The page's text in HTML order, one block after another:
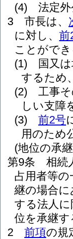
(4)
法定
3
市長は、
に対し、 前
ことがで
(1)
国又
するため
(2)
工事
しい支障
(3)
前2号
用のため
(地位の承
第9条
相続
占用者等の
継の場合
する法人
位を承継す
2
前項の規